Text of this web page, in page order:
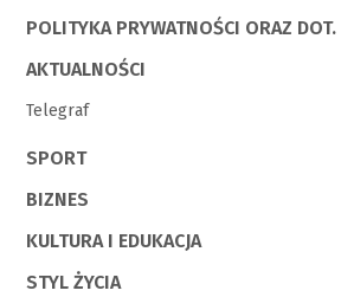
POLITYKA PRYWATNOŚCI ORAZ
AKTUALNOŚCI
Telegraf
SPORT
BIZNES
KULTURA I EDUKACJA
STYL ŻYCIA